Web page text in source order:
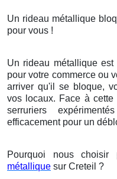
Un rideau métallique
pour vous !
Un rideau métallique est
pour votre commerce ou
arriver qu'il se bloque,
vos locaux. Face à
serruriers
efficacement pour un
Pourquoi nous
métallique sur Creteil ?